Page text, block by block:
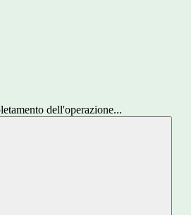
dell'operazione...